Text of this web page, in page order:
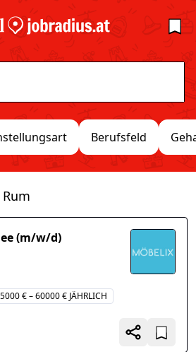
Berufsfeld
(m/w/d)
€ – 60000 € JÄHRLICH